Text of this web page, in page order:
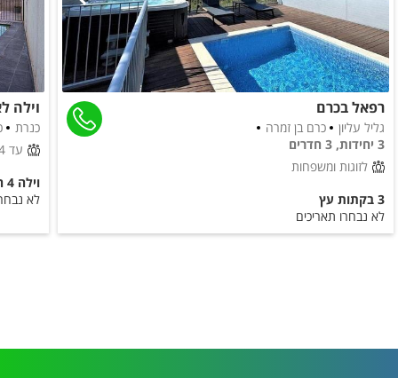
רפאל בכרם
גליל עליון
כרם בן זמרה
3 יחידות, 3 חדרים
לזוגות ומשפחות
3 בקתות עץ
לא נבחרו תאריכים
וילה
כנרת
עד 14 אורחים
וילה 4 חדרים
לא